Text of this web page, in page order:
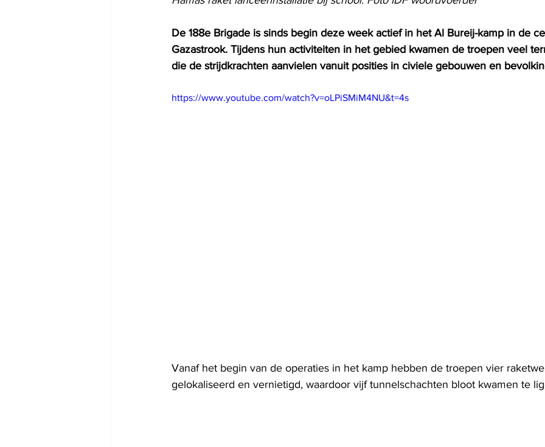
De 188e Brigade is sinds begin deze week actief in het Al Bureij-kamp in de
Gazastrook. Tijdens hun activiteiten in het gebied kwamen de troepen veel
die de strijdkrachten aanvielen vanuit posities in civiele gebouwen en
https://www.youtube.com/watch?v=oLPiSMiM4NU&t=4s
Vanaf het begin van de operaties in het kamp hebben de troepen vier
gelokaliseerd en vernietigd, waardoor vijf tunnelschachten bloot kwamen te